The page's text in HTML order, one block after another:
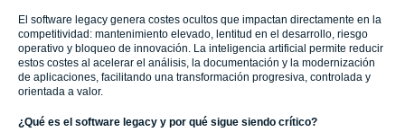
El software legacy genera costes ocultos que impactan directamente en la
competitividad: mantenimiento elevado, lentitud en el desarrollo, riesgo
operativo y bloqueo de innovación. La inteligencia artificial permite reducir
estos costes al acelerar el análisis, la documentación y la modernización
de aplicaciones, facilitando una transformación progresiva, controlada y
orientada a valor.
¿Qué es el software legacy y por qué sigue siendo crítico?